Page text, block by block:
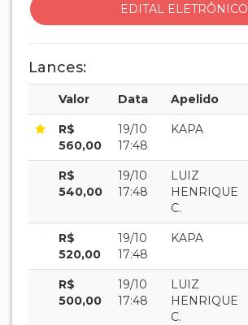
EDITAL ELETRÔNICO
Lances:
Valor Data Apelido
R$
560,00
19/10
17:48
KAPA
R$
540,00
19/10
17:48
LUIZ
HENRIQUE
C.
R$
520,00
19/10
17:48
KAPA
R$
500,00
19/10
17:48
LUIZ
HENRIQUE
C.